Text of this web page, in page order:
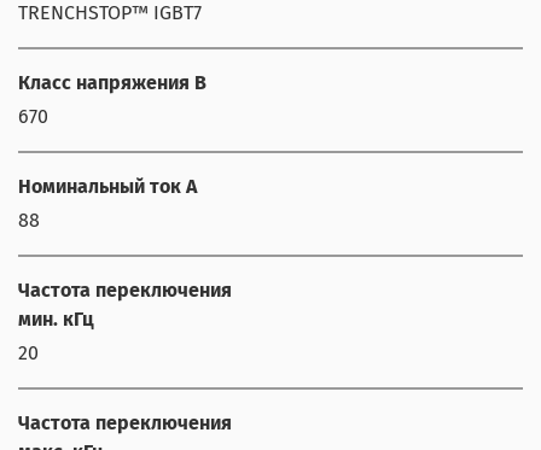
TRENCHSTOP™ IGBT7
Класс напряжения В
670
Номинальный ток А
88
Частота переключения
мин. кГц
20
Частота переключения